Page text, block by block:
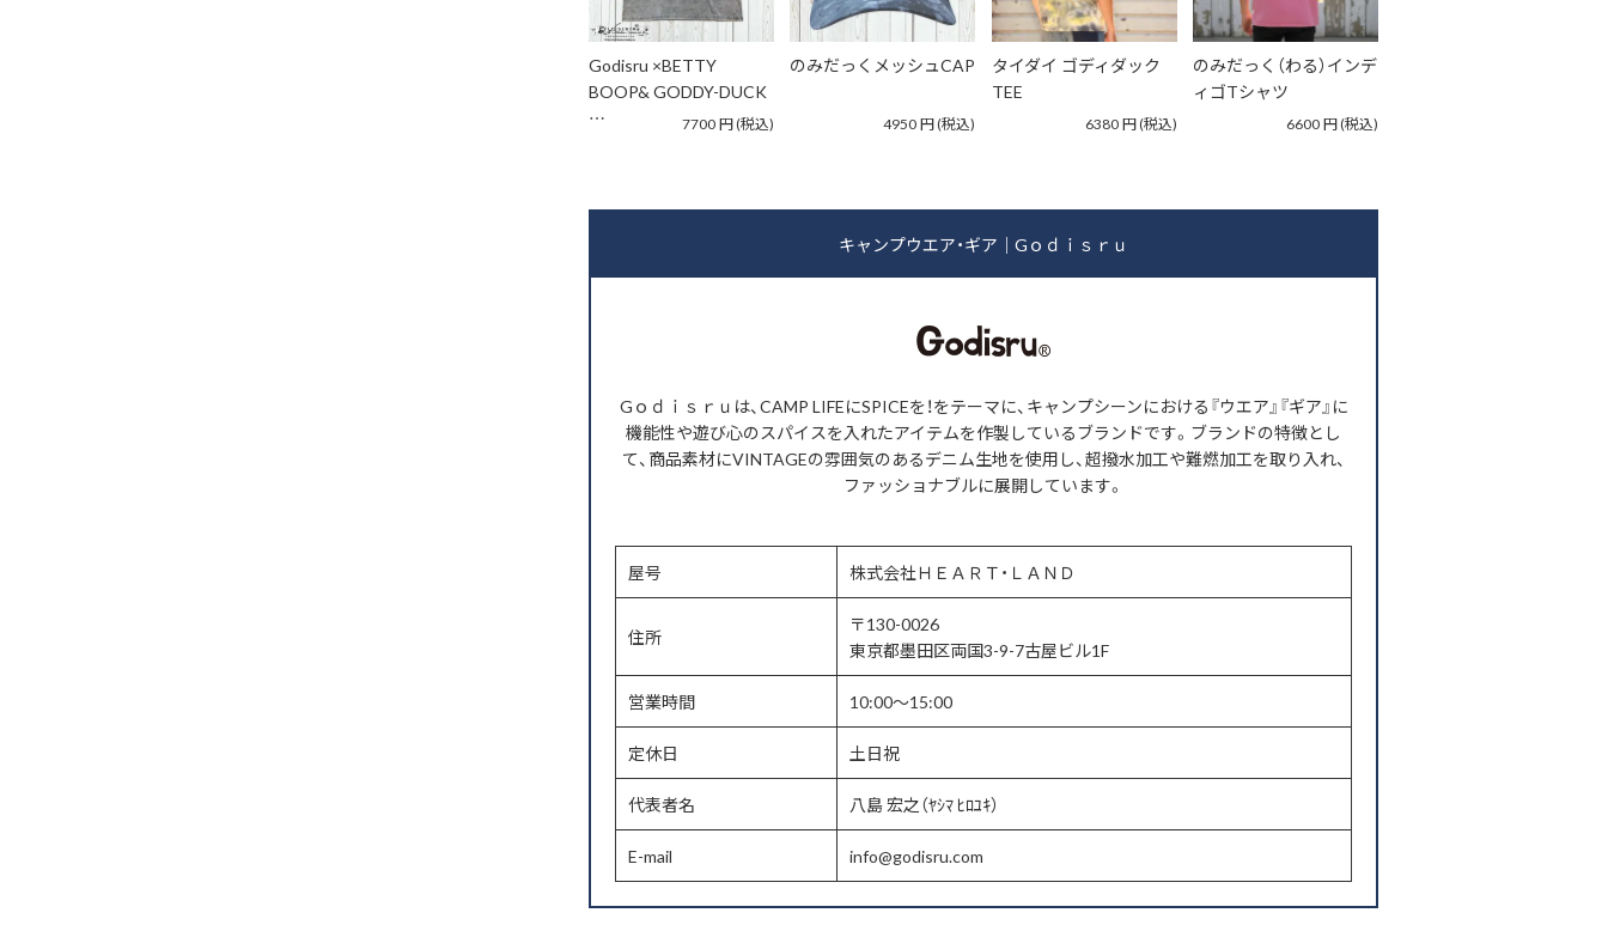
Godisru ×BETTY
BOOP& GODDY-DUCK
…
7700円(税込)
のみだっくメッシュCAP
4950円(税込)
タイダイ ゴディダック
TEE
6380円(税込)
のみだっく（わる）インデ
ィゴTシャツ
6600円(税込)
キャンプウエア・ギア｜Gｏｄｉｓｒｕ
Gｏｄｉｓｒｕは、CAMP LIFEにSPICEを！をテーマに、キャンプシーンにおける『ウエア』『ギア』に
機能性や遊び心のスパイスを入れたアイテムを作製しているブランドです。ブランドの特徴とし
て、商品素材にVINTAGEの雰囲気のあるデニム生地を使用し、超撥水加工や難燃加工を取り入れ、
ファッショナブルに展開しています。
屋号 株式会社ＨＥＡＲＴ・ＬＡＮＤ
住所
〒130-0026
東京都墨田区両国3-9-7古屋ビル1F
営業時間 10:00～15:00
定休日 土日祝
代表者名 八島 宏之（ﾔｼﾏ ﾋﾛﾕｷ）
E-mail info@godisru.com